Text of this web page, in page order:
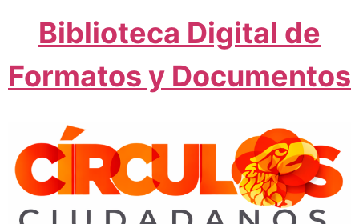
Biblioteca Digital de
Formatos y Documentos